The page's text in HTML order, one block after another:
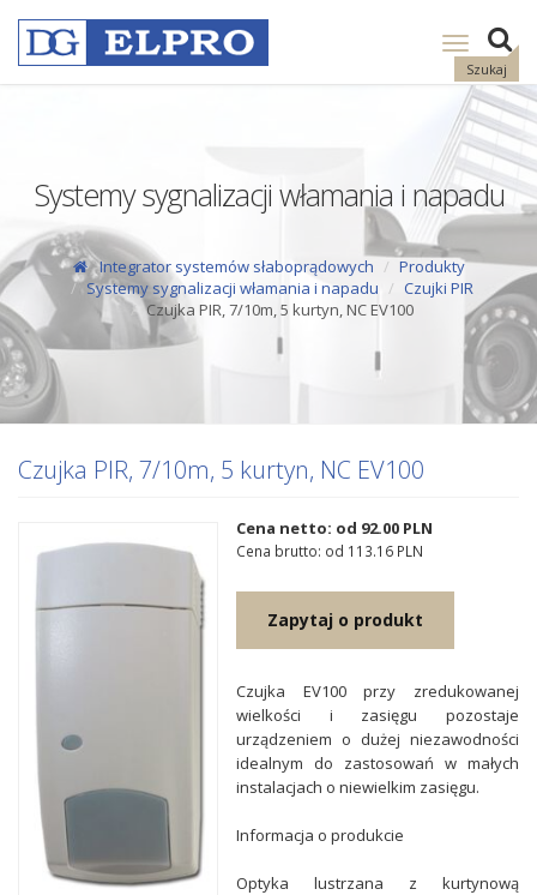
Szukaj
Pokaż
nawigację
Systemy sygnalizacji włamania i napadu
Integrator systemów słaboprądowych
Produkty
Systemy sygnalizacji włamania i napadu
Czujki PIR
Czujka PIR, 7/10m, 5 kurtyn, NC EV100
Czujka PIR, 7/10m, 5 kurtyn, NC EV100
Cena netto: od 92.00 PLN
Cena brutto: od 113.16 PLN
Zapytaj o produkt
Czujka EV100 przy zredukowanej
wielkości i zasięgu pozostaje
urządzeniem o dużej niezawodności
idealnym do zastosowań w małych
instalacjach o niewielkim zasięgu.
Informacja o produkcie
Optyka lustrzana z kurtynową